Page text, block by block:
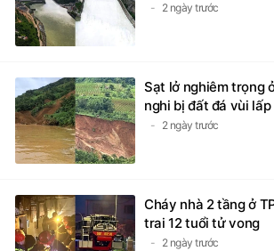
2 ngày trước
Sạt lở nghiêm trọng
nghi bị đất đá vùi lấp
2 ngày trước
Cháy nhà 2 tầng ở
trai 12 tuổi tử vong
2 ngày trước